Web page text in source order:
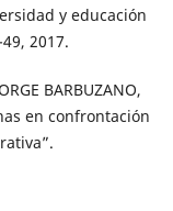
y educación
2017.
BARBUZANO,
en confrontación